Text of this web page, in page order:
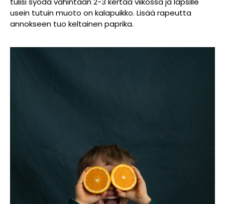
usein tutuin muoto on kalapuikko. Lisää rapeutta
annokseen tuo keltainen paprika.